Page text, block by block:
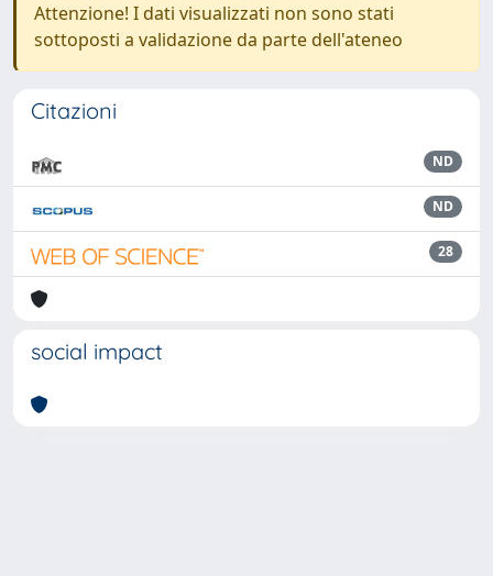
Attenzione! I dati visualizzati non sono stati
sottoposti a validazione da parte dell'ateneo
Citazioni
ND
ND
28
social impact